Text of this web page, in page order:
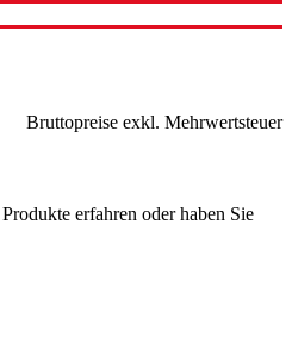
Bruttopreise exkl. Mehrwertsteuer
erfahren oder haben Sie